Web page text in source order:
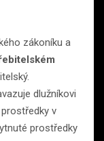
zákoníku a
dlužníkovi
v
prostředky